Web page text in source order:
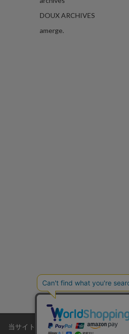
DOUX ARCHIVES
amerge.
当サイトでは利用体験の向上およびコ